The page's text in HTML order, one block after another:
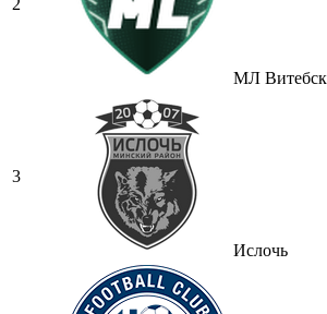
МЛ Витебск
3
Ислочь